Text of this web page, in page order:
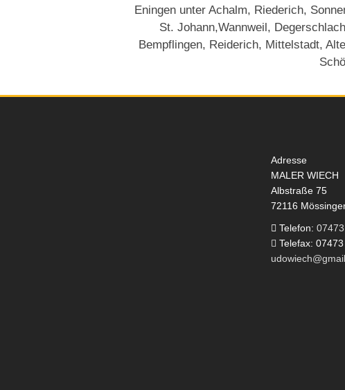
Eningen unter Achalm, Riederich,
St. Johann,Wannweil,
Bempflingen, Reiderich, Mittelstadt,
Adresse
MALER WIECH
Albstraße 75
72116
Telefon:
Telefax: